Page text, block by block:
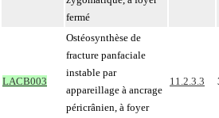
fermé
LACB003
Ostéosynthèse de
fracture panfaciale
instable par
appareillage à ancrage
péricrânien, à foyer
11.2.3.3